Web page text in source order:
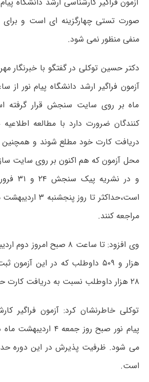
صورت تستی چهارگزینه ای است و
منفی منظور نمی شود.
دکتر حسین توکلی در گفتگو با خبرنگار
ماه بر روی سایت سنجش قرار گرفته
کنندگان ضرورت دارد با مطالعه
دریافت کارت خود مطلع شوند و همچنین
محل آزمون که هم اکنون بر روی سایت
و در
است،حداکثر تا
مراجعه کنند.
هزار و ۵۰۹ داوطلب که در این
۲۸ هزار داوطلب نسبت به دریافت کارت حود اقدام کرده اند.
توکلی خاطرنشان کرد: آزمون فراگیر
است.